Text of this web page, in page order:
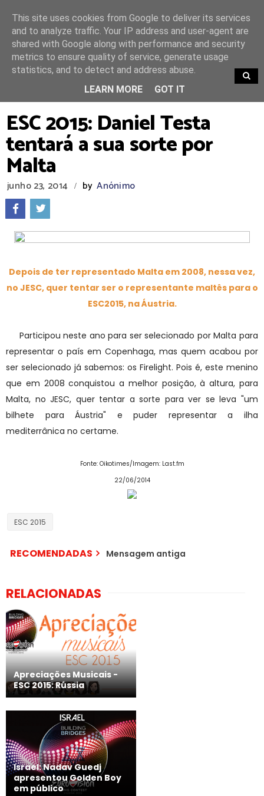
TRENDING
ESC 2015: Daniel Testa
tentará a sua sorte por
Malta
junho 23, 2014 / by Anónimo
Depois de ter representado Malta em 2008, nessa vez,
no JESC, quer tentar ser o representante maltês para o
ESC2015, na Áustria.
Participou neste ano para ser selecionado por Malta para
representar o país em Copenhaga, mas quem acabou por
ser selecionado já sabemos: os Firelight. Pois é, este menino
que em 2008 conquistou a melhor posição, à altura, para
Malta, no JESC, quer tentar a sorte para ver se leva "um
bilhete para Áustria" e puder representar a ilha
mediterrânica no certame.
Fonte: Oikotimes/Imagem: Last.fm
22/06/2014
ESC 2015
RECOMENDADAS Mensagem antiga
RELACIONADAS
Apreciações Musicais -
ESC 2015: Rússia
Israel: Nadav Guedj
apresentou Golden Boy
em público
This site uses cookies from Google to deliver its services
and to analyze traffic. Your IP address and user-agent are
shared with Google along with performance and security
metrics to ensure quality of service, generate usage
statistics, and to detect and address abuse.
LEARN MORE
GOT IT